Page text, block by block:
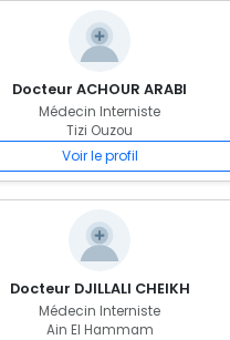
Docteur ACHOUR ARABI
Médecin Interniste
Tizi Ouzou
Voir le profil
Docteur DJILLALI CHEIKH
Médecin Interniste
Ain El Hammam